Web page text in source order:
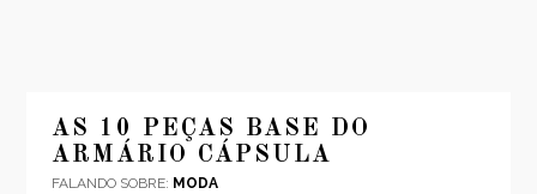
AS 10 PEÇAS BASE DO
ARMÁRIO CÁPSULA
FALANDO SOBRE: MODA